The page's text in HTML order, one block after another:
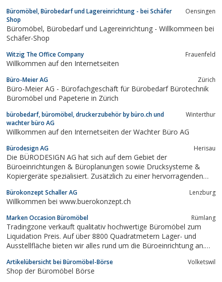
Büromöbel, Bürobedarf und Lagereinrichtung - bei Schäfer
Shop
Oensingen
Büromöbel, Bürobedarf und Lagereinrichtung - Willkommeen bei
Schäfer-Shop
Witzig The Office Company Frauenfeld
Willkommen auf den Internetseiten
Büro-Meier AG Zürich
Büro-Meier AG - Bürofachgeschäft für Bürobedarf Bürotechnik
Büromöbel und Papeterie in Zürich
bürobedarf, büromöbel, druckerzubehör by büro.ch und
wachter büro AG
Winterthur
Willkommen auf den Internetseiten der Wachter Büro AG
Bürodesign AG Herisau
Die BÜRODESIGN AG hat sich auf dem Gebiet der
Büroeinrichtungen & Büroplanungen sowie Drucksysteme &
Kopiergeräte spezialisiert. Zusätzlich zu einer hervorragenden
umfassendes Planungs-, Service- und Dienstleistungskonzept in
der ganzen Schweiz, der Grossregion...
Bürokonzept Schaller AG Lenzburg
Willkommen bei www.buerokonzept.ch
Marken Occasion Büromöbel Rümlang
Tradingzone verkauft qualitativ hochwertige Büromöbel zum
Liquidation Preis. Auf über 8800 Quadratmetern Lager- und
Ausstellfläche bieten wir alles rund um die Büroeinrichtung an.
verfügbar sind. Auf dem Online Shop finden Sie unser ganzes
Produkte Sortiment. Täglich...
Artikelübersicht bei Büromöbel-Börse Volketswil
Shop der Büromöbel Börse